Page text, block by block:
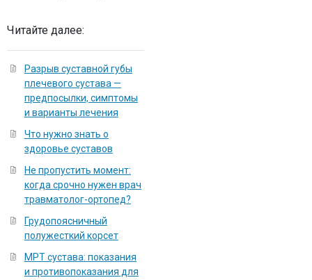
Читайте далее:
Разрыв суставной губы
плечевого сустава —
предпосылки, симптомы
и варианты лечения
Что нужно знать о
здоровье суставов
Не пропустить момент:
когда срочно нужен врач
травматолог-ортопед?
Грудопоясничный
полужесткий корсет
МРТ сустава: показания
и противопоказания для